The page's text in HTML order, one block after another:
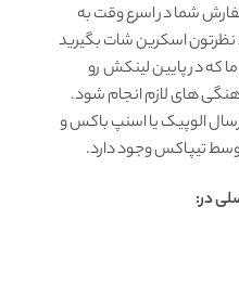
شما در اسرع وقت به
اسکرین شات بگیرید
که در پایین لینکش رو
های لازم انجام شود.
الوپیک یا اسنپ باکس و
تیپاکس وجود دارد.
در: